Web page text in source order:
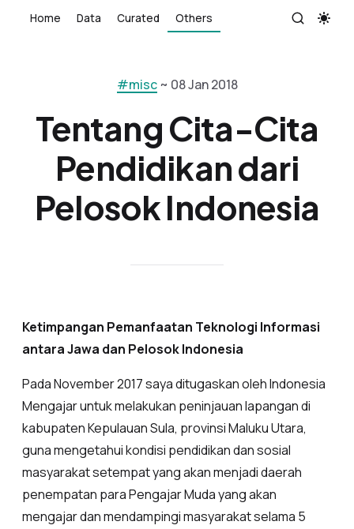
Home Data Curated Others
#misc~ 08 Jan 2018
Tentang Cita-Cita
Pendidikan dari
Pelosok Indonesia
Ketimpangan Pemanfaatan Teknologi Informasi
antara Jawa dan Pelosok Indonesia
Pada November 2017 saya ditugaskan oleh Indonesia
Mengajar untuk melakukan peninjauan lapangan di
kabupaten Kepulauan Sula, provinsi Maluku Utara,
guna mengetahui kondisi pendidikan dan sosial
masyarakat setempat yang akan menjadi daerah
penempatan para Pengajar Muda yang akan
mengajar dan mendampingi masyarakat selama 5